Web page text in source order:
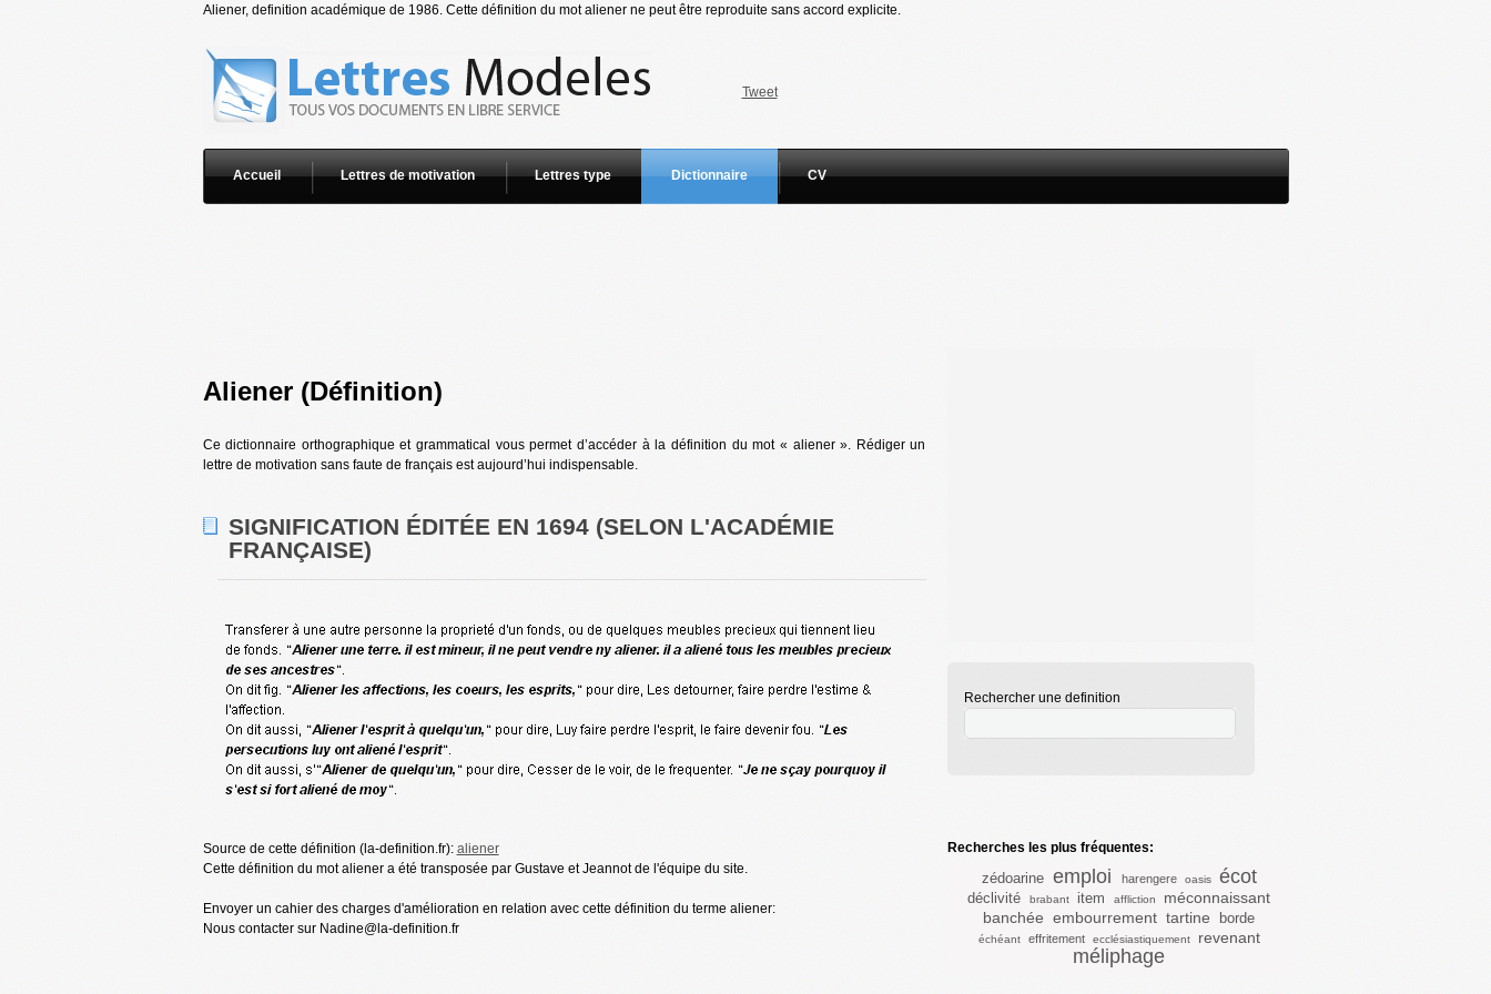
Aliener, definition académique de 1986. Cette définition du mot aliener ne peut être reproduite sans accord explicite.
Tweet
Accueil Lettres de motivation Lettres type Dictionnaire CV
Aliener (Définition)
Ce dictionnaire orthographique et grammatical vous permet d’accéder à la définition du mot « aliener ». Rédiger un
lettre de motivation sans faute de français est aujourd’hui indispensable.
SIGNIFICATION ÉDITÉE EN 1694 (SELON L'ACADÉMIE
FRANÇAISE)
Source de cette définition (la-definition.fr): aliener
Cette définition du mot aliener a été transposée par Gustave et Jeannot de l'équipe du site.
Envoyer un cahier des charges d'amélioration en relation avec cette définition du terme aliener:
Nous contacter sur Nadine@la-definition.fr
Rechercher une definition
Recherches les plus fréquentes:
zédoarine emploi harengere oasis écot
déclivité brabant item affliction
méconnaissant
banchée embourrement tartine borde
échéant effritement ecclésiastiquement revenant
méliphage